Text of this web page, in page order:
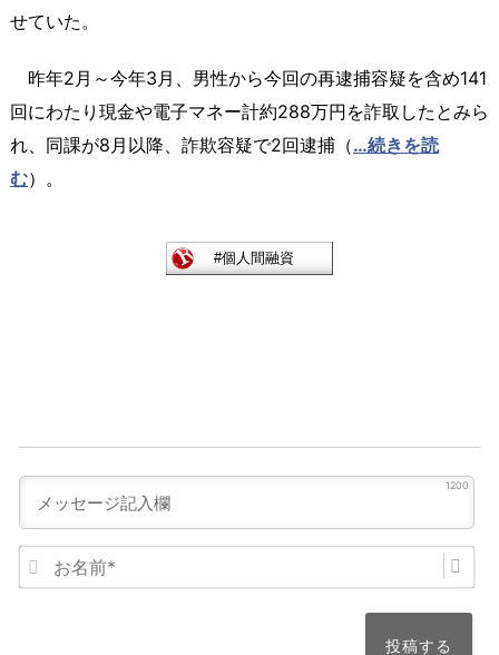
せていた。
昨年2月～今年3月、男性から今回の再逮捕容疑を含め141
回にわたり現金や電子マネー計約288万円を詐取したとみら
れ、同課が8月以降、詐欺容疑で2回逮捕（…続きを読
む）。
1200